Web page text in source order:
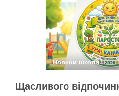
Новини школи
Щасливого